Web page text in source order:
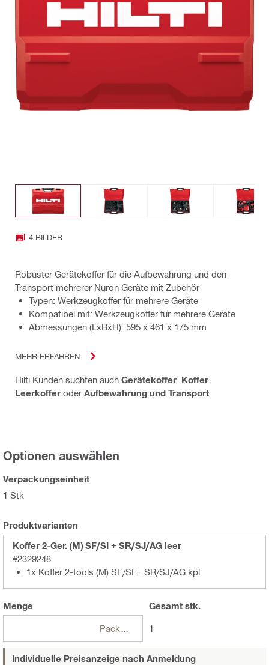
4 BILDER
Robuster Gerätekoffer für die Aufbewahrung und den
Transport mehrerer Nuron Geräte mit Zubehör
Typen: Werkzeugkoffer für mehrere Geräte
Kompatibel mit: Werkzeugkoffer für mehrere Geräte
Abmessungen (LxBxH): 595 x 461 x 175 mm
MEHR ERFAHREN
Hilti Kunden suchten auch Gerätekoffer Koffer
Leerkoffer oder Aufbewahrung und Transport
Optionen auswählen
Verpackungseinheit
1 Stk
Produktvarianten
Koffer 2-Ger. (M) SF/SI + SR/SJ/AG leer
#2329248
1x Koffer 2-tools (M) SF/SI + SR/SJ/AG kpl
Menge
Packungen
Gesamtstk.
1
Individuelle Preisanzeige nach Anmeldung